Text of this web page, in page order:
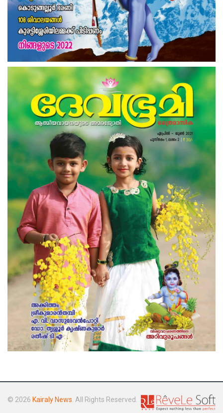
© 2026 Kairaly News . All Rights Reserved.